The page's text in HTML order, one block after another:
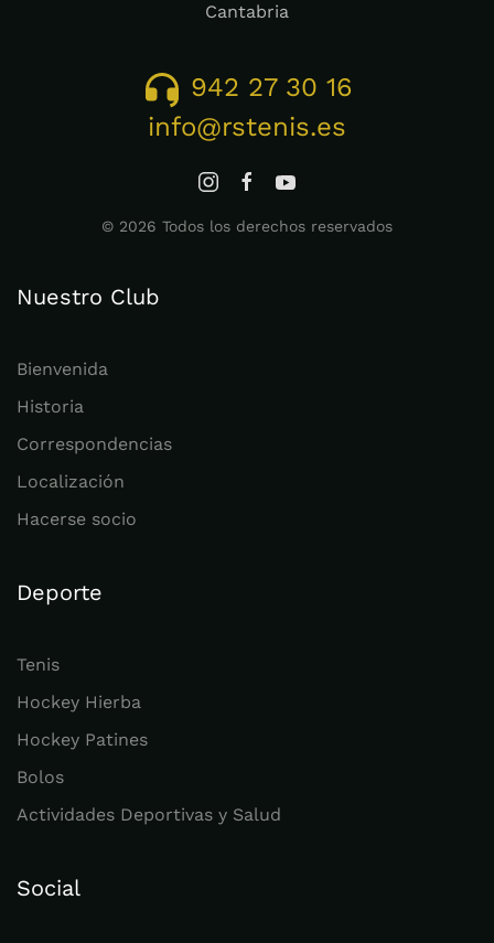
Cantabria
942 27 30 16
info@rstenis.es
© 2026 Todos los derechos reservados
Nuestro Club
Bienvenida
Historia
Correspondencias
Localización
Hacerse socio
Deporte
Tenis
Hockey Hierba
Hockey Patines
Bolos
Actividades Deportivas y Salud
Social